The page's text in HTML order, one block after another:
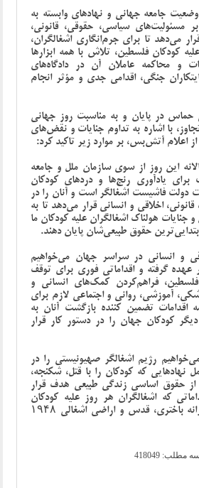
جامعه جهانی و نهادهای وابسته به
مسئولیت‌های سیاسی، حقوقی، قانونی،
می‌دهد تا برای جرم‌انگاری اشغالگران،
کودکان فلسطین، تلاش با همه ابزارها
و محاکمه عاملان آن در دادگاه‌های
جنگی، اقدامی جدی و مؤثر انجام
در پایان و به مناسبت روز جهانی
با اشاره به تداوم جنایات و نقض‌های
اعلام آتش‌بس، بر موارد زیر تاکید کرد:
این روز از سوی سازمان ملل و جامعه
یادآوری رنج‌ها و دردهای کودکان
دولت فاشیست اشغالگر است و آنان را در
اخلاقی و انسانی قرار می‌دهد تا به
هولناک اشغالگران علیه کودکان ما
حقوق طبیعی‌شان پایان دهند.
و انسانی در سراسر جهان می‌خواهیم
گرفته و اقداماتی فوری برای توقف
فراهم‌کردن کمک‌های انسانی و
آموزشی، روانی و اجتماعی لازم برای
اقدامات تضمین‌ کننده بازگشت آنان به
کودکان جهان را در دستور کار قرار
رژیم اشغالگر صهیونیستی را در
که کودکان را با قتل، شکنجه،
حقوق اساسی زندگی طبیعی هدف قرار
که اشغالگران هر روز علیه کودکان
بی‌گناه در نوار غزه، کرانه باختری، قدس و اراضی اشغالی ۱۹۴۸
مطلب: 418049